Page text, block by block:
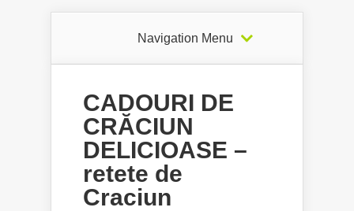
Navigation Menu
CADOURI DE
CRĂCIUN
DELICIOASE –
retete de
Craciun